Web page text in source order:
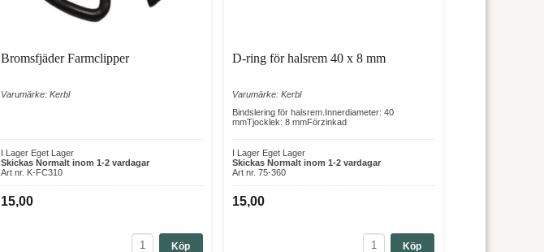
Bromsfjäder Farmclipper
Varumärke: Kerbl
I Lager Eget Lager
Skickas Normalt inom 1-2 vardagar
Art nr. K-FC310
15,00
Köp
D-ring för halsrem 40 x 8 mm
Varumärke: Kerbl
Bindslering för halsrem.Innerdiameter: 40
mmTjocklek: 8 mmFörzinkad
I Lager Eget Lager
Skickas Normalt inom 1-2 vardagar
Art nr. 75-360
15,00
Köp